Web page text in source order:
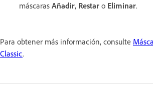
máscaras Añadir, Restar o Eliminar.
Para obtener más información, consulte
Classic.